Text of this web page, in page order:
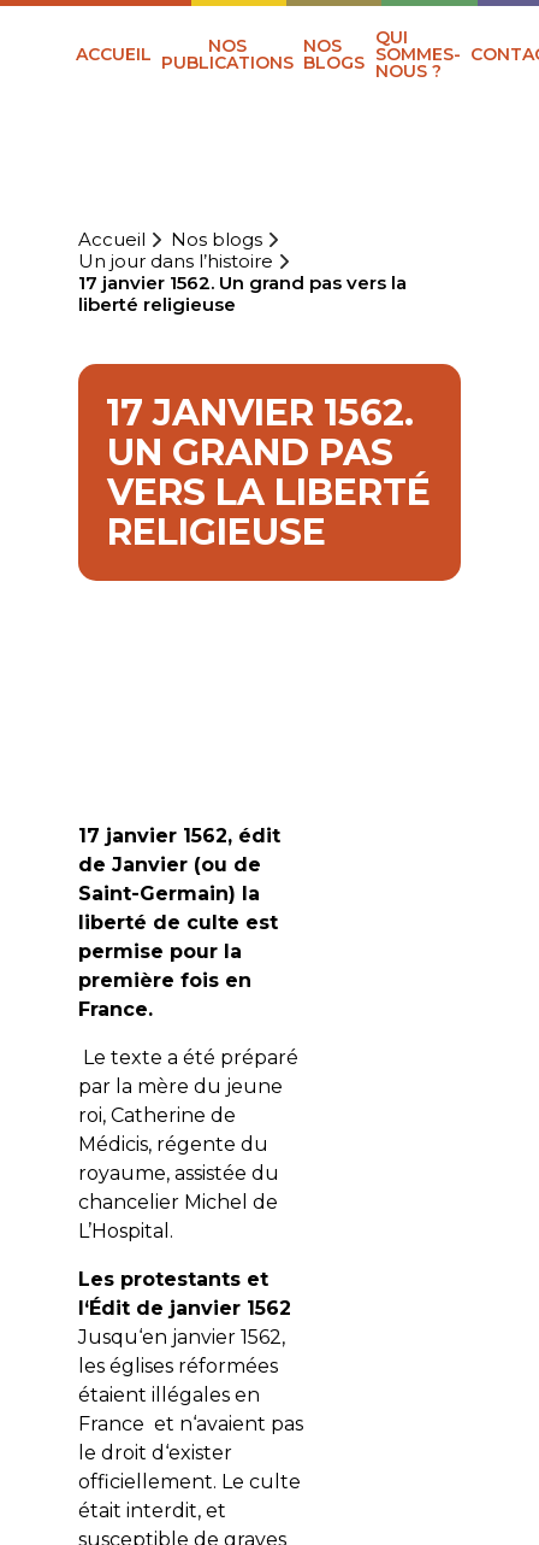
ACCUEIL NOS
PUBLICATIONS
NOS
BLOGS
QUI
SOMMES-
NOUS ?
Accueil
Nos blogs
Un jour dans l’histoire
17 janvier 1562. Un grand pas vers la
liberté religieuse
17 JANVIER 1562.
UN GRAND PAS
VERS LA LIBERTÉ
RELIGIEUSE
17 janvier 1562, édit
de Janvier (ou de
Saint-Germain) la
liberté de culte est
permise pour la
première fois en
France.
Le texte a été préparé
par la mère du jeune
roi, Catherine de
Médicis, régente du
royaume, assistée du
chancelier Michel de
L’Hospital.
Les protestants et
l‘Édit de janvier 1562
Jusqu‘en janvier 1562,
les églises réformées
étaient illégales en
France et n‘avaient pas
le droit d‘exister
officiellement. Le culte
était interdit, et
susceptible de graves